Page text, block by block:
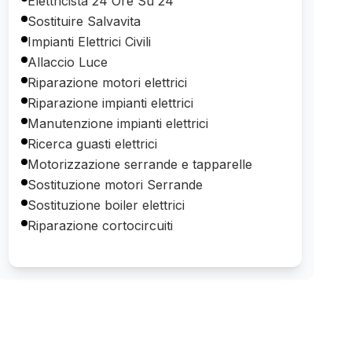
Sostituire Salvavita
Impianti Elettrici Civili
Allaccio Luce
Riparazione motori elettrici
Riparazione impianti elettrici
Manutenzione impianti elettrici
Ricerca guasti elettrici
Motorizzazione serrande e tapparelle
Sostituzione motori Serrande
Sostituzione boiler elettrici
Riparazione cortocircuiti